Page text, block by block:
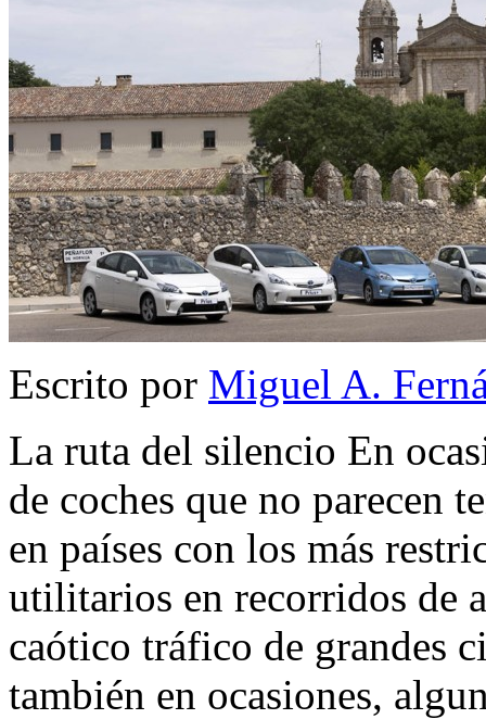
Escrito por Miguel A.
La ruta del silencio En
de coches que no parecen
en países con los más
utilitarios en recorridos de
caótico tráfico de grandes
también en ocasiones,